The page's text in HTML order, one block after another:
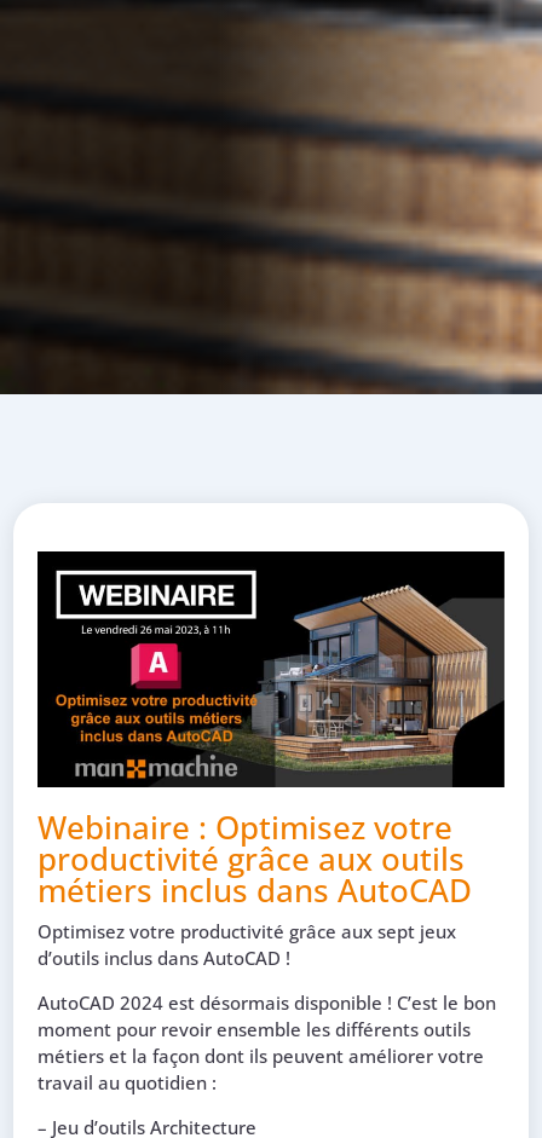
Webinaire : Optimisez votre
productivité grâce aux outils
métiers inclus dans AutoCAD
Optimisez votre productivité grâce aux sept jeux
d’outils inclus dans AutoCAD !
AutoCAD 2024 est désormais disponible ! C’est le bon
moment pour revoir ensemble les différents outils
métiers et la façon dont ils peuvent améliorer votre
travail au quotidien :
– Jeu d’outils Architecture